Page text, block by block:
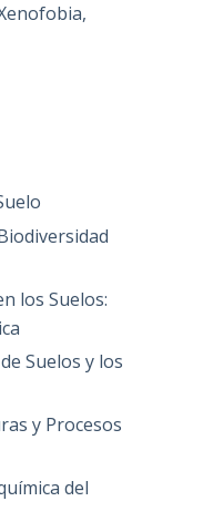
los Suelos:
Suelos y los
y Procesos
del